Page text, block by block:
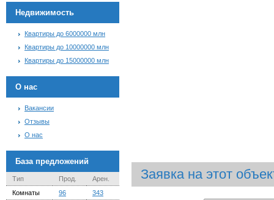
Недвижимость
Квартиры до 6000000 млн
Квартиры до 10000000 млн
Квартиры до 15000000 млн
О нас
Вакансии
Отзывы
О нас
База предложений
Тип Прод.
Арен.
Комнаты
96
343
Заявка на этот